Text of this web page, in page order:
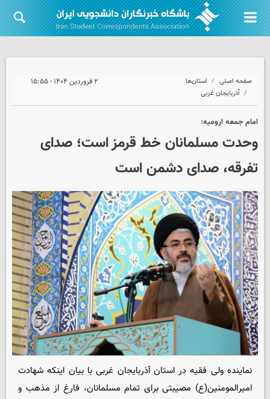
صفحه اصلی
استان‌ها
آذربایجان غربی
۲ فروردین ۱۴۰۴ - ۱۵:۵۵
امام جمعه ارومیه:
وحدت مسلمانان خط قرمز است؛ صدای
تفرقه، صدای دشمن است
نماینده ولی فقیه در استان آذربایجان غربی با بیان اینکه شهادت
امیرالمومنین(ع) مصیبتی برای تمام مسلمانان، فارغ از مذهب و